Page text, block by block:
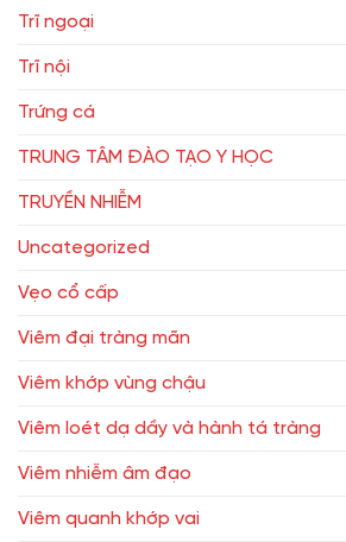
Trĩ ngoại
Trĩ nội
Trứng cá
TRUNG TÂM ĐÀO TẠO Y HỌC
TRUYỀN NHIỄM
Uncategorized
Vẹo cổ cấp
Viêm đại tràng mãn
Viêm khớp vùng chậu
Viêm loét dạ dầy và hành tá tràng
Viêm nhiễm âm đạo
Viêm quanh khớp vai